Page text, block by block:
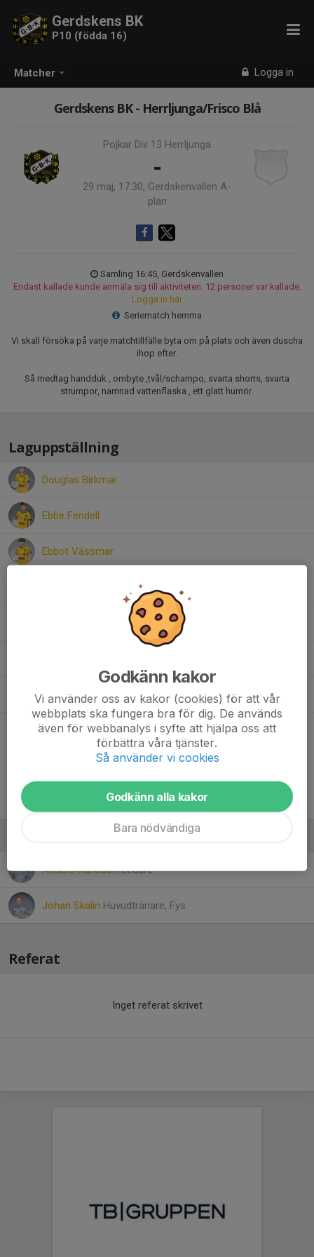
Matcher Logga in
Gerdskens BK
P10 (födda 16)
Gerdskens BK - Herrljunga/Frisco Blå
Pojkar Div 13 Herrljunga
-
29 maj, 17:30, Gerdskenvallen A-
plan
Samling 16:45, Gerdskenvallen
Endast kallade kunde anmäla sig till aktiviteten. 12 personer var kallade.
Logga in här
Seriematch hemma
Vi skall försöka på varje matchtillfälle byta om på plats och även duscha
ihop efter.
Så medtag handduk , ombyte ,tvål/schampo, svarta shorts, svarta
strumpor, namnad vattenflaska , ett glatt humör.
Laguppställning
Douglas Birkmar
Ebbe Fendell
Ebbot Vässmar
Nils Moding
Nils Skoglund
Theo Jiveland
Theodor Hassdal
Anders KarlssonLedare
Johan Skalin Huvudtränare, Fys
Referat
Inget referat skrivet
Godkänn kakor
Vi använder oss av kakor (cookies) för att vår
webbplats ska fungera bra för dig. De används
även för webbanalys i syfte att hjälpa oss att
förbättra våra tjänster.
Så använder vi cookies
Godkänn alla kakor
Bara nödvändiga